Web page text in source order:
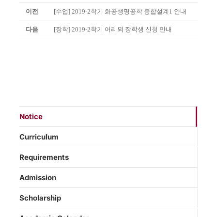
이전 [수업] 2019-2학기 화공생명공학 종합설계1 안내
다음 [장학] 2019-2학기 어리뫼 장학생 신청 안내
Notice
Curriculum
Requirements
Admission
Scholarship